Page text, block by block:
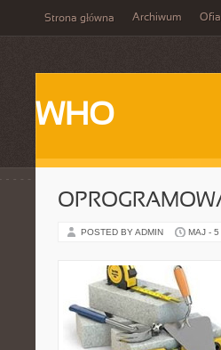
Strona główna Archiwum
WHO
POSTED BY ADMIN MAJ -